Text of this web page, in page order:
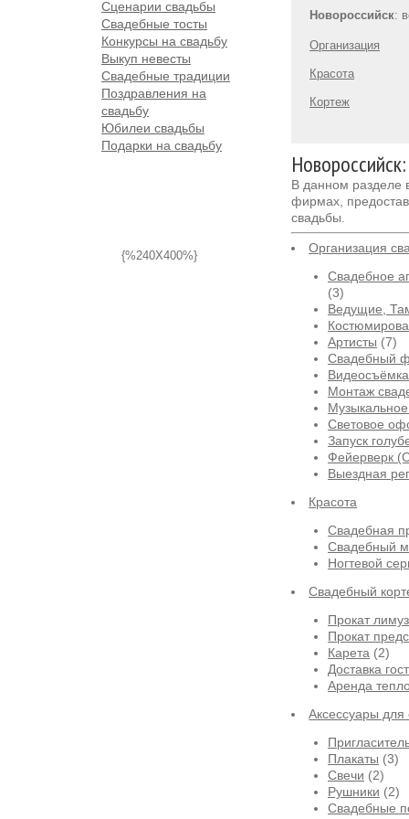
Сценарии свадьбы
Свадебные тосты
Конкурсы на свадьбу
Выкуп невесты
Свадебные традиции
Поздравления на
свадьбу
Юбилеи свадьбы
Подарки на свадьбу
{%240X400%}
Новороссийск:
Организация
Красота
Кортеж
В данном разделе
фирмах,
свадьбы.
Организация
Свадебное
(3)
Ведущие,
Артисты (7)
Свадебный
Монтаж
Световое
Запуск
Фейерверк
Выездная
Красота
Свадебная
Свадебный
Ногтевой
Свадебный
Прокат
Прокат
Карета (2)
Доставка
Аренда
Аксессуары для
Плакаты (3)
Свечи (2)
Рушники (2)
Свадебные